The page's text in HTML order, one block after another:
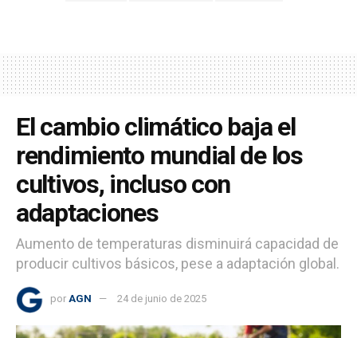
El cambio climático baja el
rendimiento mundial de los
cultivos, incluso con
adaptaciones
Aumento de temperaturas disminuirá capacidad de
producir cultivos básicos, pese a adaptación global.
por AGN 24 de junio de 2025